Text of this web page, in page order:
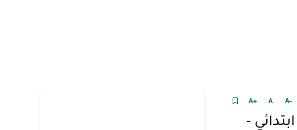
+A A -A
نموذج امتحان الفصل الثالث (02) اللغة العربية للسنة 4 ابتدائي -